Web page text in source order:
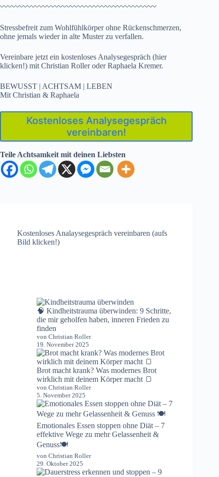
〰️〰️〰️〰️〰️〰️〰️〰️〰️〰️〰️〰️〰️〰️〰️〰️〰️〰️〰️〰️
Stressbefreit zum Wohlfühlkörper ohne Rückenschmerzen,
ohne jemals wieder in alte Muster zu verfallen.
Vereinbare jetzt ein kostenloses Analysegespräch (hier
klicken!) mit Christian Roller oder Raphaela Kremer.
BEWUSST | ACHTSAM | LEBEN
Mit Christian & Raphaela
Kostenloses Analysegespräch
vereinbaren!
Teile Achtsamkeit mit deinen Liebsten
Kostenloses Analaysegespräch vereinbaren (aufs
Bild klicken!)
🧠 Kindheitstrauma überwinden: 9 Schritte,
die mir geholfen haben, inneren Frieden zu
finden
von Christian Roller
19. November 2025
Brot macht krank? Was modernes Brot
wirklich mit deinem Körper macht 🍞
von Christian Roller
5. November 2025
Emotionales Essen stoppen ohne Diät – 7
effektive Wege zu mehr Gelassenheit &
Genuss🍽️
von Christian Roller
29. Oktober 2025